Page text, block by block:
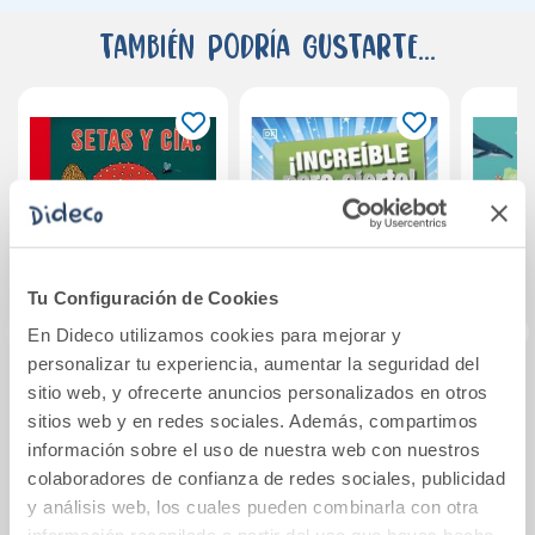
Tu Configuración de Cookies
En Dideco utilizamos cookies para mejorar y
personalizar tu experiencia, aumentar la seguridad del
sitio web, y ofrecerte anuncios personalizados en otros
sitios web y en redes sociales. Además, compartimos
información sobre el uso de nuestra web con nuestros
colaboradores de confianza de redes sociales, publicidad
y análisis web, los cuales pueden combinarla con otra
También podría gustarte...
Setas y Cía.
21,95€
¡Increíble pero
cierto!. Nueva
edición
19,90€
Mi